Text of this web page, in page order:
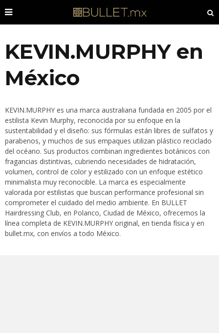
KEVIN.MURPHY en
México
KEVIN.MURPHY es una marca australiana fundada en 2005 por el
estilista Kevin Murphy, reconocida por su enfoque en la
sustentabilidad y el diseño: sus fórmulas están libres de sulfatos y
parabenos, y muchos de sus empaques utilizan plástico reciclado
del océano. Sus productos combinan ingredientes botánicos con
fragancias distintivas, cubriendo necesidades de hidratación,
volumen, control de color y estilizado con un enfoque estético
minimalista muy reconocible. La marca es especialmente
valorada por estilistas que buscan performance profesional sin
comprometer el cuidado del medio ambiente. En BULLET
Hairdressing Club, en Polanco, Ciudad de México, ofrecemos la
línea completa de KEVIN.MURPHY original, en tienda física y en
bullet.mx, con envíos a todo México.